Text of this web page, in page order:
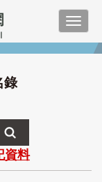
錄
資料